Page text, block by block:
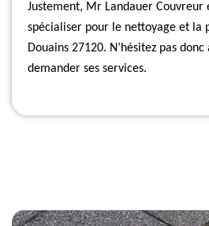
Justement, Mr Landauer Couvreur
spécialiser pour le nettoyage et la
Douains 27120. N’hésitez pas
demander ses services.